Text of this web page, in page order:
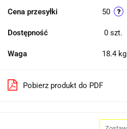
Cena przesyłki 50
Dostępność 0 szt.
Waga 18.4 kg
Pobierz produkt do PDF